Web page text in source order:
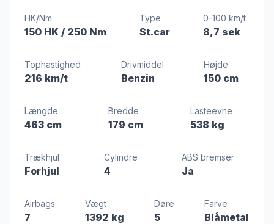
HK/Nm
150 HK / 250 Nm
Type
St.car
0-100 km/t
8,7 sek
Tophastighed
216 km/t
Drivmiddel
Benzin
Højde
150 cm
Længde
463 cm
Bredde
179 cm
Lasteevne
538 kg
Trækhjul
Forhjul
Cylindre
4
ABS bremser
Ja
Airbags
7
Vægt
1392 kg
Døre
5
Farve
Blåmetal